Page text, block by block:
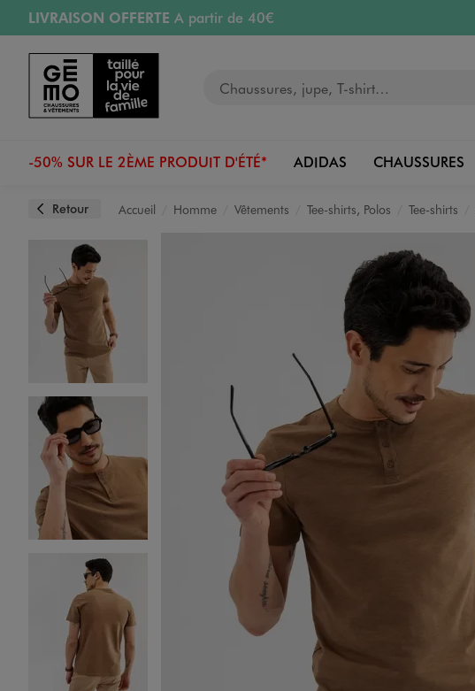
Aller au contenu principal
Aller à la navigation
LIVRAISON OFFERTE A partir de 40€
RETRAIT ET LIVRAISON OFFERTE
RÉSERVATION GRATUITE
4h en magasin
Retours OFFERTSpendant 30 jours
-50% SUR LE 2ÈME PRODUIT D'ÉTÉ* ADIDAS CHAUSSURES
Retour Accueil Homme Vêtements Tee-shirts, Polos Tee-shirts
Image 1 sur 4
Image 2 sur 4